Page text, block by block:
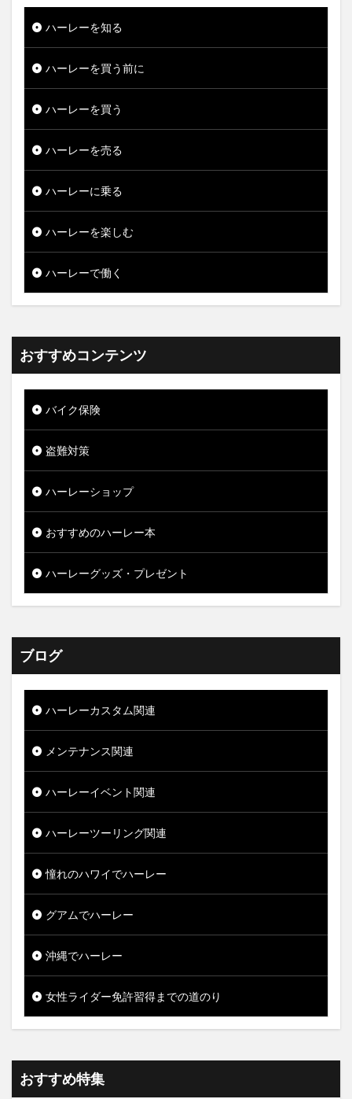
ハーレーを知る
ハーレーを買う前に
ハーレーを買う
ハーレーを売る
ハーレーに乗る
ハーレーを楽しむ
ハーレーで働く
おすすめコンテンツ
バイク保険
盗難対策
ハーレーショップ
おすすめのハーレー本
ハーレーグッズ・プレゼント
ブログ
ハーレーカスタム関連
メンテナンス関連
ハーレーイベント関連
ハーレーツーリング関連
憧れのハワイでハーレー
グアムでハーレー
沖縄でハーレー
女性ライダー免許習得までの道のり
おすすめ特集